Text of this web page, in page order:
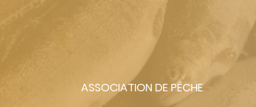
ASSOCIATION DE PÊCHE